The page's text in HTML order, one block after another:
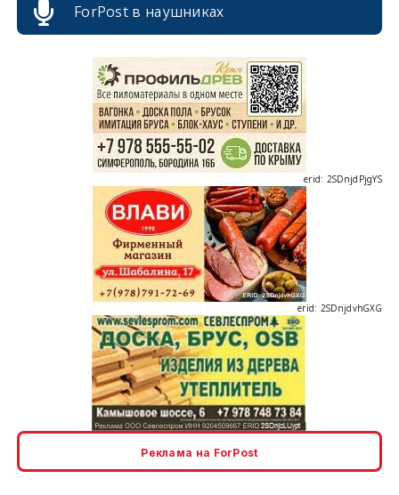
ForPost в наушниках
erid: 2SDnjdPjgYS
erid: 2SDnjdvhGXG
erid: 2SDnjcLUypt
Реклама на ForPost